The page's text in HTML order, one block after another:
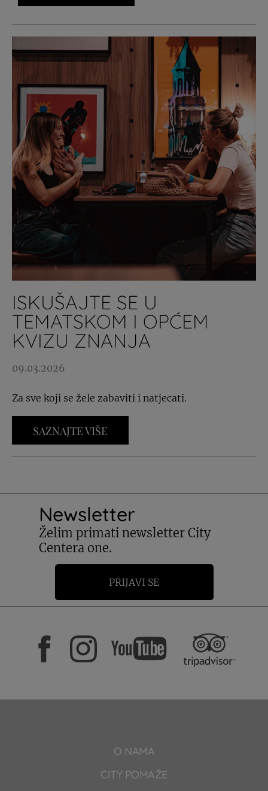
ISKUŠAJTE SE U
TEMATSKOM I OPĆEM
KVIZU ZNANJA
09.03.2026
Za sve koji se žele zabaviti i natjecati.
SAZNAJTE VIŠE
Newsletter
Želim primati newsletter City
Centera one.
PRIJAVI SE
O NAMA
CITY POMAŽE